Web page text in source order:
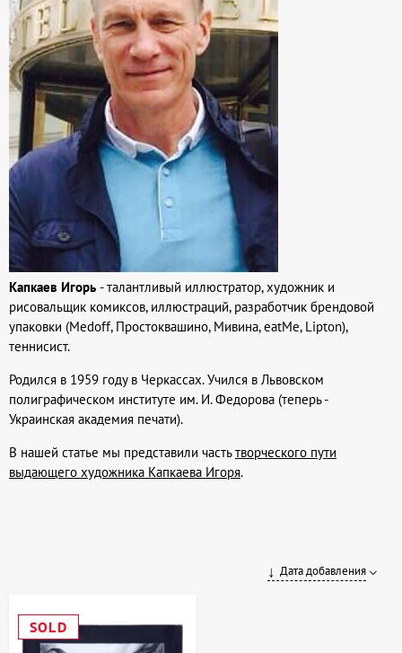
Капкаев Игорь - талантливый иллюстратор, художник и
рисовальщик комиксов, иллюстраций, разработчик брендовой
упаковки (Medoff, Простоквашино, Мивина, eatMe, Lipton),
теннисист.
Родился в 1959 году в Черкассах. Учился в Львовском
полиграфическом институте им. И. Федорова (теперь -
Украинская академия печати).
В нашей статье мы представили частьтворческого пути
выдающего художника Капкаева Игоря.
Дата добавления
SOLD